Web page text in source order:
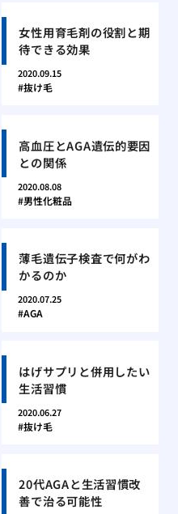
女性用育毛剤の役割と期
待できる効果
2020.09.15
抜け毛
高血圧とAGA遺伝的要因
との関係
2020.08.08
男性化粧品
薄毛遺伝子検査で何がわ
かるのか
2020.07.25
AGA
はげサプリと併用したい
生活習慣
2020.06.27
抜け毛
20代AGAと生活習慣改
善で治る可能性